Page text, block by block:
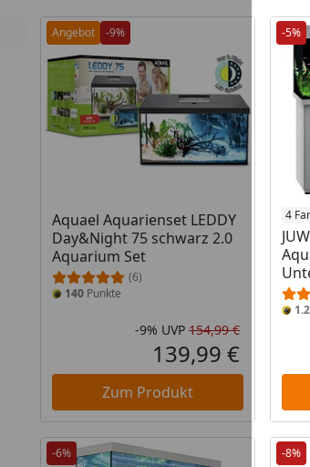
Angebot -9%
Aquael Aquarienset LEDDY
Day&Night 75 schwarz 2.0
Aquarium Set
(6)
140 Punkte
Rabatt in
-9% UVP 154,99 €
Aktueller
139,99 €
Zum Produkt
-5%
4
-6% -8%